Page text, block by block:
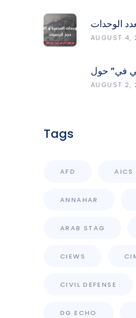
الوحدات
وحجم
AUGUST 4,
تي في” حول
في جنوب
AUGUST 2,
Tags
AFD AICS
ANNAHAR
ARAB STAG
CIEWS
CIVIL DEFENSE
DG ECHO